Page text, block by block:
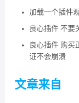
加载一个插件
良心插件 不要
良心插件 购买
证不会崩溃
文章来自